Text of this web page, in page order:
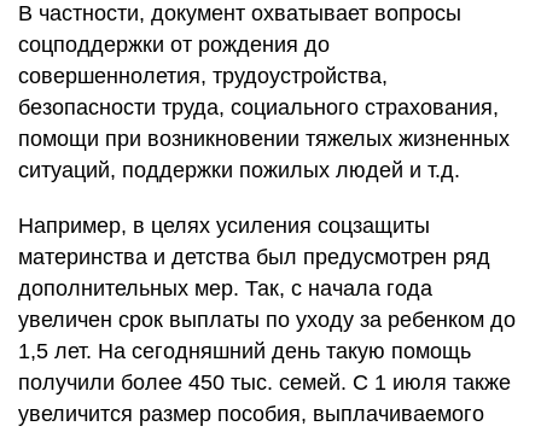
В частности, документ охватывает вопросы
соцподдержки от рождения до
совершеннолетия, трудоустройства,
безопасности труда, социального страхования,
помощи при возникновении тяжелых жизненных
ситуаций, поддержки пожилых людей и т.д.
Например, в целях усиления соцзащиты
материнства и детства был предусмотрен ряд
дополнительных мер. Так, с начала года
увеличен срок выплаты по уходу за ребенком до
1,5 лет. На сегодняшний день такую помощь
получили более 450 тыс. семей. С 1 июля также
увеличится размер пособия, выплачиваемого